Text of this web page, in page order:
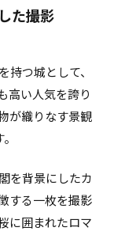
た撮影
つ城として、
高い人気を誇り
が織りなす景観
を背景にしたカ
する一枚を撮影
に囲まれたロマ